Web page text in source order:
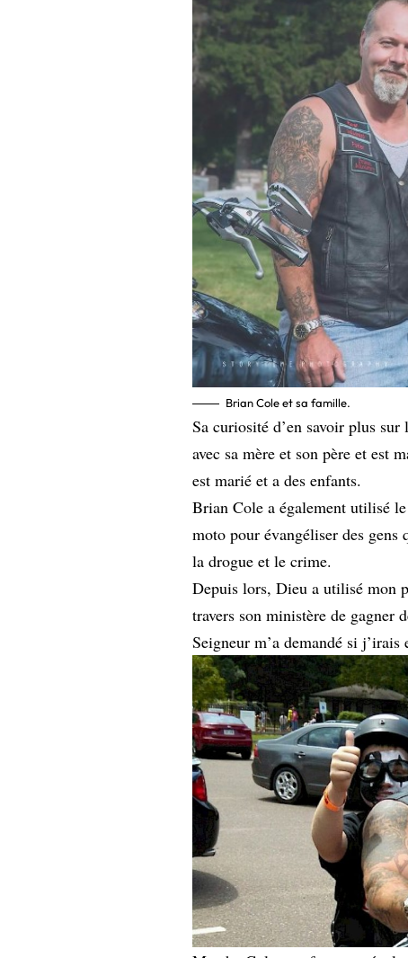
Brian Cole et sa famille.
Sa curiosité d’en savoir plus
avec sa mère et son père et est
est marié et a des enfants.
Brian Cole a également utilisé
moto pour évangéliser des
la drogue et le crime.
Depuis lors, Dieu a utilisé mon
travers son ministère de gagner
Seigneur m’a demandé si j’irais